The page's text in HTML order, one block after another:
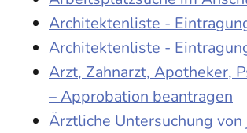
Architektenliste -
Architektenliste -
Arzt, Zahnarzt, Apotheker,
– Approbation beantragen
Ärztliche Untersuchung